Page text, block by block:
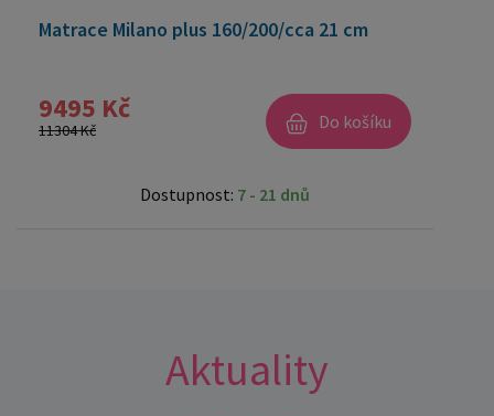
Matrace Milano plus 160/200/cca 21 cm
9495 Kč
11304 Kč Do košíku
Dostupnost: 7 - 21 dnů
Aktuality